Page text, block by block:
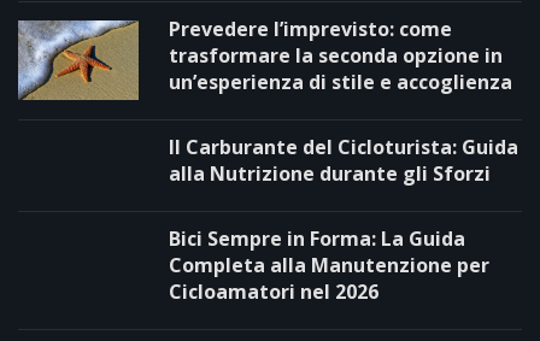
Prevedere l’imprevisto: come
trasformare la seconda opzione in
un’esperienza di stile e accoglienza
Il Carburante del Cicloturista: Guida
alla Nutrizione durante gli Sforzi
Bici Sempre in Forma: La Guida
Completa alla Manutenzione per
Cicloamatori nel 2026